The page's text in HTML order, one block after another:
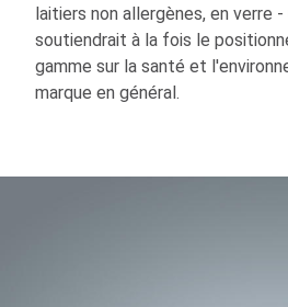
laitiers non allergènes, en verre
soutiendrait à la fois le
gamme sur la santé et
marque en général.